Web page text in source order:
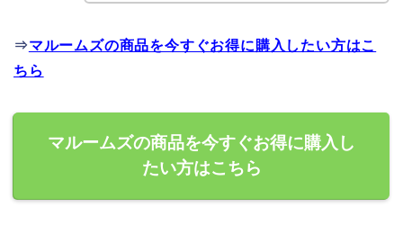
⇒マルームズの商品を今すぐお得に購入したい方はこ
ちら
マルームズの商品を今すぐお得に購入し
たい方はこちら